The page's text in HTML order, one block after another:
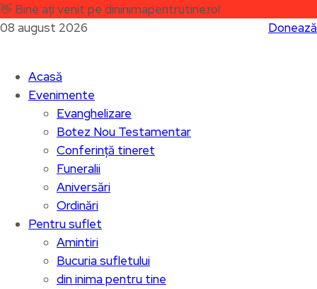
👋 Bine ați venit pe dininimapentrutine.ro!
08 august 2026
Donează
Acasă
Evenimente
Evanghelizare
Botez Nou Testamentar
Conferință tineret
Funeralii
Aniversări
Ordinări
Pentru suflet
Amintiri
Bucuria sufletului
din inima pentru tine